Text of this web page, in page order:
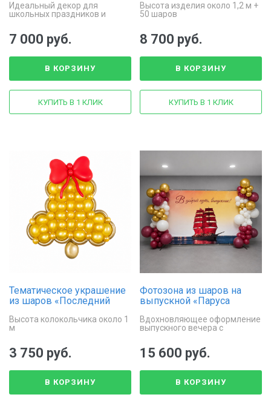
Идеальный декор для
школьных праздников и
7 000 руб.
В КОРЗИНУ
КУПИТЬ В 1 КЛИК
Высота изделия около 1,2 м +
50 шаров
8 700 руб.
В КОРЗИНУ
КУПИТЬ В 1 КЛИК
Тематическое украшение
из шаров «Последний
Высота колокольчика около 1
м
3 750 руб.
В КОРЗИНУ
Фотозона из шаров на
выпускной «Паруса
Вдохновляющее оформление
выпускного вечера с
15 600 руб.
В КОРЗИНУ